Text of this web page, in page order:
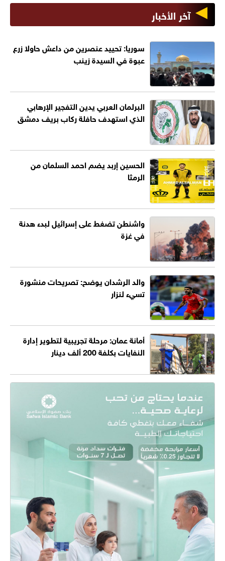
آخر الأخبار
سوريا: تحييد عنصرين من داعش حاولا زرع
عبوة في السيدة زينب
البرلمان العربي يدين التفجير الإرهابي
الذي استهدف حافلة ركاب بريف دمشق
الحسين إربد يضم احمد السلمان من
الرمثا
واشنطن تضغط على إسرائيل لبدء هدنة
في غزة
والد الرشدان يوضح: تصريحات منشورة
تسيء لنزار
أمانة عمان: مرحلة تجريبية لتطوير إدارة
النفايات بكلفة 200 ألف دينار